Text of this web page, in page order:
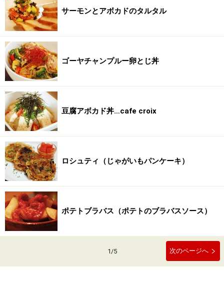
サーモンとアボカドのタルタル
ゴーヤチャンプルー卵とじ丼
豆腐アボカド丼…cafe croix
ロシュティ（じゃがいもパンケーキ）
ポテトブラバス（ポテトのブラバスソース）
1/5 次のページへ